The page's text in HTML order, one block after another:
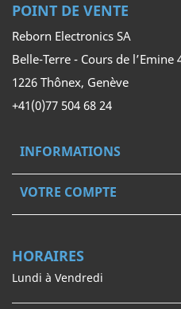
POINT DE VENTE
Reborn Electronics SA
Belle-Terre - Cours de l’Emine
1226 Thônex, Genève
+41(0)77 504 68 24
INFORMATIONS
VOTRE COMPTE
HORAIRES
Lundi à Vendredi